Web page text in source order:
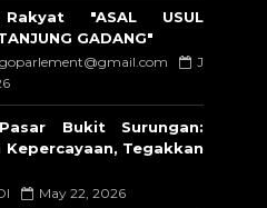
"ASAL USUL
GADANG"
J
Bukit Surungan:
Kepercayaan, Tegakkan
May 22, 2026